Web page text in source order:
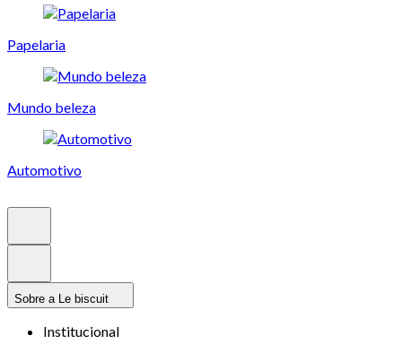
Papelaria
Mundo beleza
Automotivo
Sobre a Le biscuit
Institucional